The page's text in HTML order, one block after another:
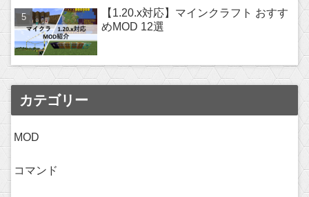
【1.20.x対応】マインクラフト おすす
めMOD 12選
カテゴリー
MOD
コマンド